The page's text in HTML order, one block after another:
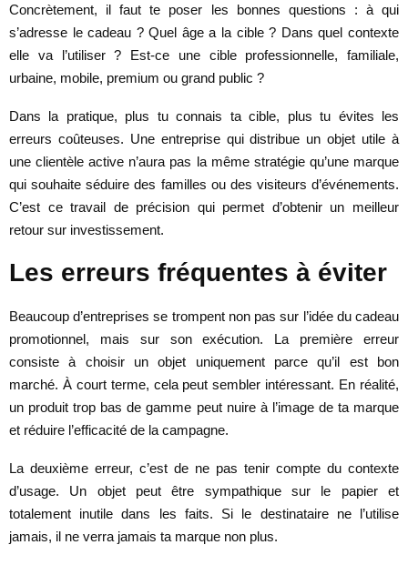
Concrètement, il faut te poser les bonnes questions : à qui
s’adresse le cadeau ? Quel âge a la cible ? Dans quel contexte
elle va l’utiliser ? Est-ce une cible professionnelle, familiale,
urbaine, mobile, premium ou grand public ?
Dans la pratique, plus tu connais ta cible, plus tu évites les
erreurs coûteuses. Une entreprise qui distribue un objet utile à
une clientèle active n’aura pas la même stratégie qu’une marque
qui souhaite séduire des familles ou des visiteurs d’événements.
C’est ce travail de précision qui permet d’obtenir un meilleur
retour sur investissement.
Les erreurs fréquentes à éviter
Beaucoup d’entreprises se trompent non pas sur l’idée du cadeau
promotionnel, mais sur son exécution. La première erreur
consiste à choisir un objet uniquement parce qu’il est bon
marché. À court terme, cela peut sembler intéressant. En réalité,
un produit trop bas de gamme peut nuire à l’image de ta marque
et réduire l’efficacité de la campagne.
La deuxième erreur, c’est de ne pas tenir compte du contexte
d’usage. Un objet peut être sympathique sur le papier et
totalement inutile dans les faits. Si le destinataire ne l’utilise
jamais, il ne verra jamais ta marque non plus.